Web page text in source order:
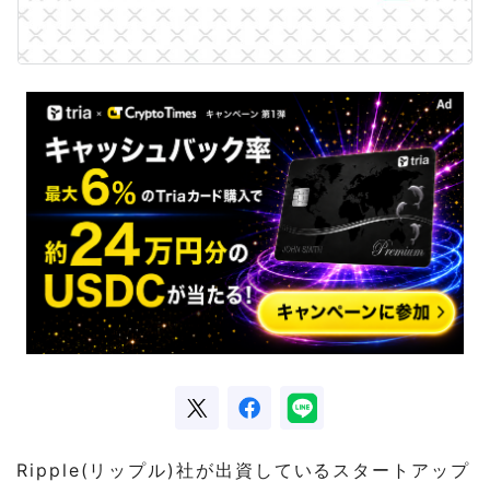
Ripple(リップル)社が出資しているスタートアップ